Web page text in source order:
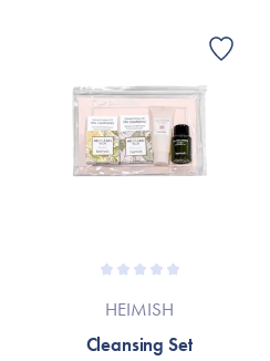
HEIMISH
Cleansing Set